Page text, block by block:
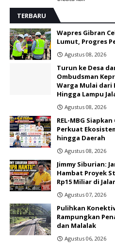
TERBARU
Wapres Gibran
Lumut, Progres
Agustus 08, 2026
Turun ke Desa
Ombudsman
Warga Mulai dari
Hingga Lampu
Agustus 08, 2026
REL-MBG
Perkuat
hingga Daerah
Agustus 08, 2026
Jimmy Siburian:
Hambat Proyek
Rp15 Miliar di
Agustus 07, 2026
Pulihkan
Rampungkan
dan Malalak
Agustus 06, 2026